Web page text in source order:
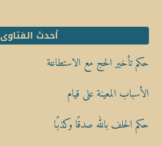
أحدث الفتاوى
حكم تأخير الحج مع الاستطاعة
الأسباب المعينة على قيام
حكم الحلف بالله صدقًا وكذبًا